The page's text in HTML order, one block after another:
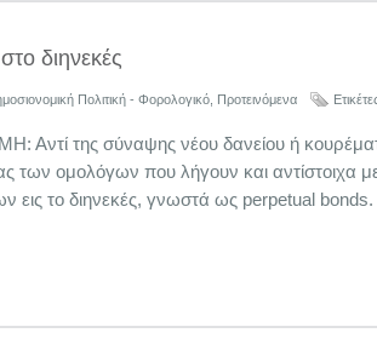
διηνεκές
Πολιτική - Φορολογικό, Προτεινόμενα
της σύναψης νέου δανείου ή
των ομολόγων που λήγουν και αντίστοιχα
εις το διηνεκές, γνωστά ως perpetual bonds.